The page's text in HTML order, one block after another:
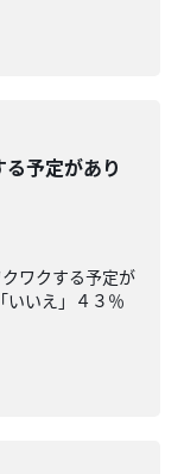
る予定があり
ワクする予定が
いえ」４３％